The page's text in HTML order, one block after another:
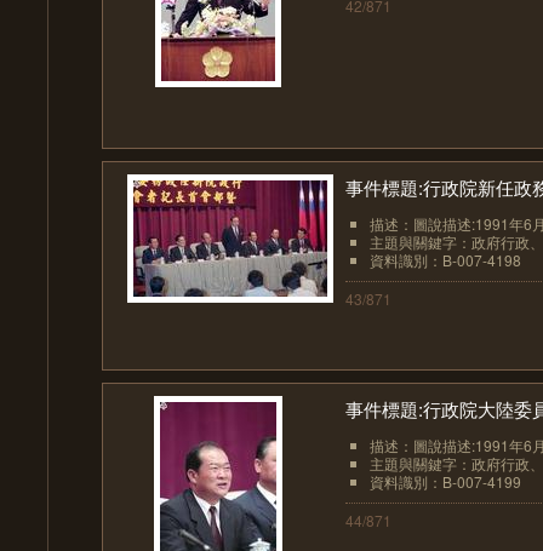
42/871
事件標題:行政院新任政
描述：圖說描述:1991年6
主題與關鍵字：政府行政
資料識別：B-007-4198
43/871
事件標題:行政院大陸委
描述：圖說描述:1991年6
主題與關鍵字：政府行政
資料識別：B-007-4199
44/871